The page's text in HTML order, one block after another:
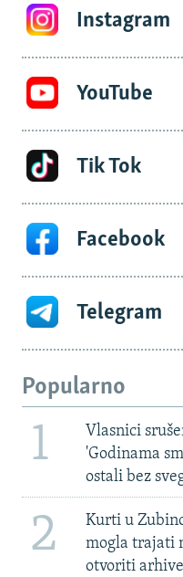
Instagram
YouTube
Tik Tok
Facebook
Telegram
Popularno
1
Vlasnici
'Godinama
ostali bez
2
Kurti u
mogla trajati
otvoriti arhive